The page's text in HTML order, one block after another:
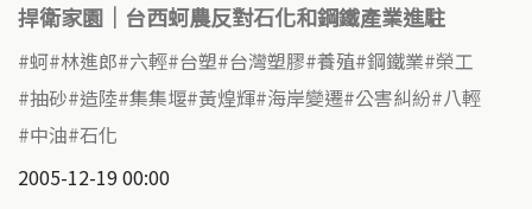
捍衛家園｜台西蚵農反對石化和鋼鐵產業進駐
蚵 林進郎 六輕 台塑 台灣塑膠 養殖 鋼鐵業 榮工
抽砂 造陸 集集堰 黃煌輝 海岸變遷 公害糾紛 八輕
中油 石化
2005-12-19 00:00